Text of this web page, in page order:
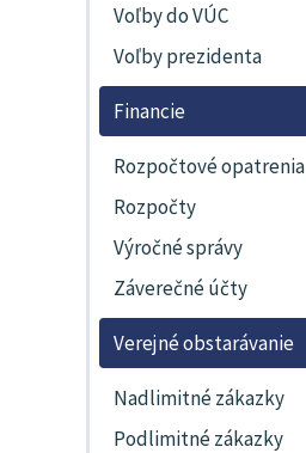
Voľby do VÚC
Voľby prezidenta
Financie
Rozpočtové opatrenia
Rozpočty
Výročné správy
Záverečné účty
Verejné obstarávanie
Nadlimitné zákazky
Podlimitné zákazky